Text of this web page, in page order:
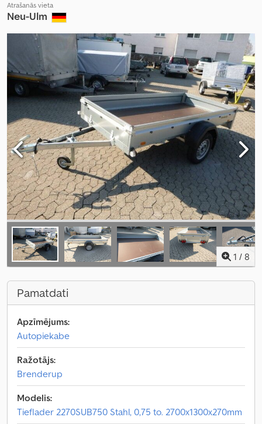
Atrašanās vieta
Neu-Ulm
1 / 8
Pamatdati
Apzīmējums:
Autopiekabe
Ražotājs:
Brenderup
Modelis:
Tieflader 2270SUB750 Stahl, 0,75 to. 2700x1300x270mm